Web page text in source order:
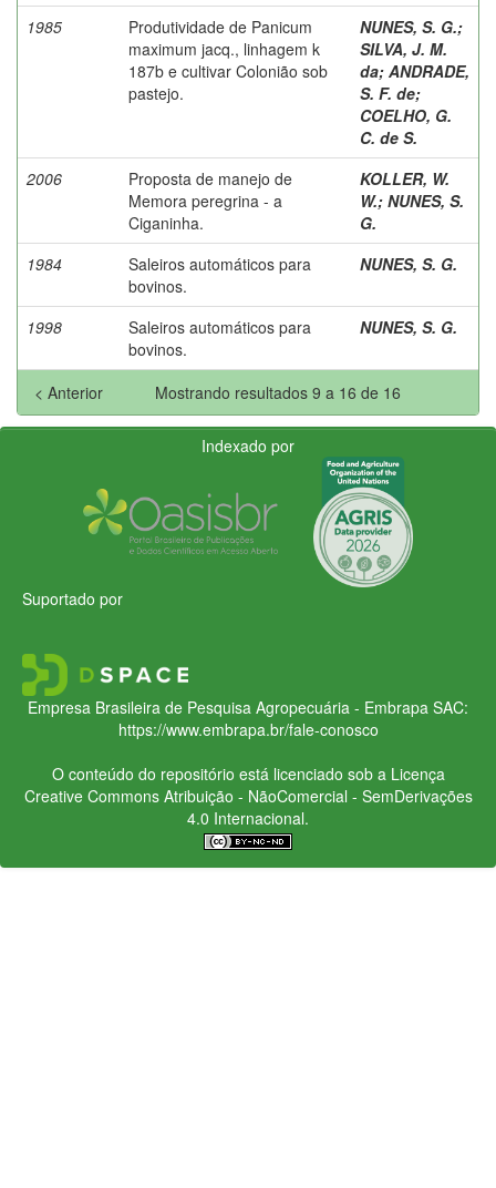
1985
Produtividade de Panicum
maximum jacq., linhagem k
187b e cultivar Colonião sob
pastejo.
NUNES, S. G.;
SILVA, J. M.
da; ANDRADE,
S. F. de;
COELHO, G.
C. de S.
2006
Proposta de manejo de
Memora peregrina - a
Ciganinha.
KOLLER, W.
W.; NUNES, S.
G.
1984
Saleiros automáticos para
bovinos.
NUNES, S. G.
1998
Saleiros automáticos para
bovinos.
NUNES, S. G.
Mostrando resultados 9 a 16 de 16
< Anterior
Indexado por
Suportado por
Empresa Brasileira de Pesquisa Agropecuária - Embrapa SAC:
https://www.embrapa.br/fale-conosco
O conteúdo do repositório está licenciado sob a Licença
Creative CommonsAtribuição - NãoComercial - SemDerivações
4.0 Internacional.